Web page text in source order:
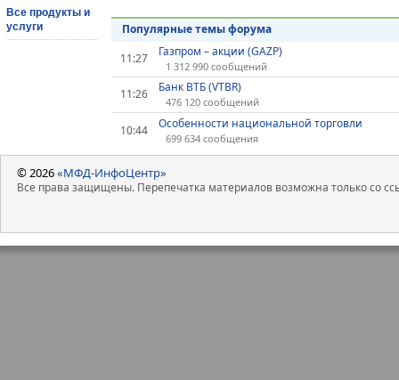
Все продукты и
услуги
Популярные темы форума
11:27
Газпром – акции (GAZP)
1 312 990 сообщений
11:26 Банк ВТБ (VTBR)
476 120 сообщений
10:44 Особенности национальной торговли
699 634 сообщения
© 2026«МФД-ИнфоЦентр»
Все права защищены. Перепечатка материалов возможна только со